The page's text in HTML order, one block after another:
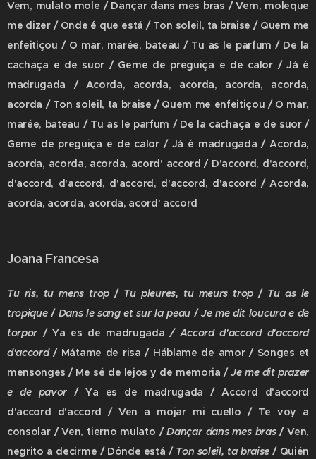
Vem, mulato mole / Dançar dans mes bras / Vem, moleque
me dizer / Onde é que está / Ton soleil, ta braise / Quem me
enfeitiçou / O mar, marée, bateau / Tu as le parfum / De la
cachaça e de suor / Geme de preguiça e de calor / Já é
madrugada / Acorda, acorda, acorda, acorda, acorda,
acorda / Ton soleil, ta braise / Quem me enfeitiçou / O mar,
marée, bateau / Tu as le parfum / De la cachaça e de suor /
Geme de preguiça e de calor / Já é madrugada / Acorda,
acorda, acorda, acorda, acord' accord / D'accord, d'accord,
d'accord, d'accord, d'accord, d'accord, d'accord / Acorda,
acorda, acorda, acorda, acord' accord
Joana Francesa
Tu ris, tu mens trop / Tu pleures, tu meurs trop/ Tu as le
tropique/ Dans le sang et sur la peau/Je me dit loucura e de
torpor / Ya es de madrugada / Accord d'accord d'accord
d'accord/ Mátame de risa / Háblame de amor / Songes et
mensonges / Me sé de lejos y de memoria /Je me dit prazer
e de pavor/ Ya es de madrugada / Accord d'accord
d'accord d'accord / Ven a mojar mi cuello / Te voy a
consolar / Ven, tierno mulato /Dançar dans mes bras/ Ven,
negrito a decirme / Dónde está / Ton soleil, ta braise/ Quién